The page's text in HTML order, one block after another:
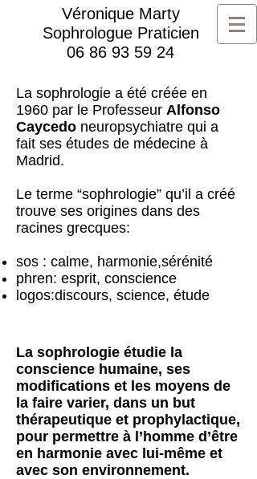
Véronique Marty
Sophrologue Praticien
06 86 93 59 24
La sophrologie a été créée en
1960 par le Professeur Alfonso
Caycedo neuropsychiatre qui a
fait ses études de médecine à
Madrid.
Le terme “sophrologie” qu’il a créé
trouve ses origines dans des
racines grecques:
sos : calme, harmonie,sérénité
phren: esprit, conscience
logos:discours, science, étude
La sophrologie étudie la
conscience humaine, ses
modifications et les moyens de
la faire varier, dans un but
thérapeutique et prophylactique,
pour permettre à l’homme d’être
en harmonie avec lui-même et
avec son environnement.